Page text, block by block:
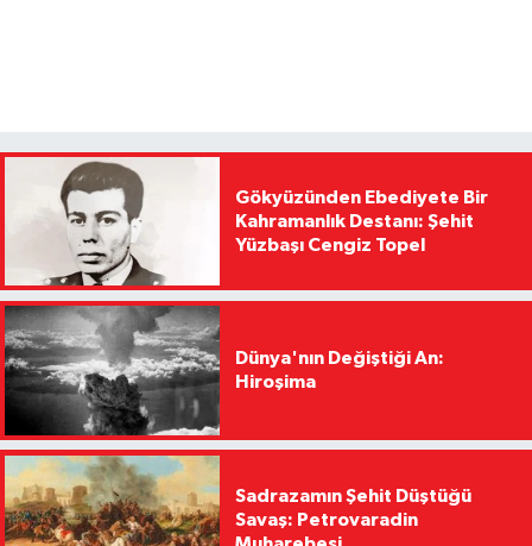
Gökyüzünden Ebediyete Bir
Kahramanlık Destanı: Şehit
Yüzbaşı Cengiz Topel
Dünya'nın Değiştiği An:
Hiroşima
Sadrazamın Şehit Düştüğü
Savaş: Petrovaradin